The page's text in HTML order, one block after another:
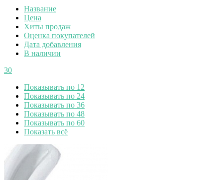
Название
Цена
Хиты продаж
Оценка покупателей
Дата добавления
В наличии
30
Показывать по 12
Показывать по 24
Показывать по 36
Показывать по 48
Показывать по 60
Показать всё